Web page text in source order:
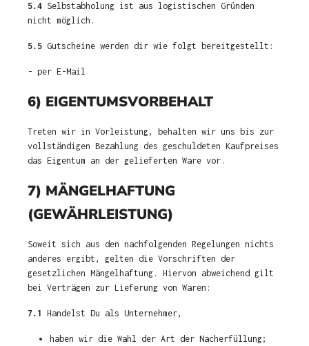
5.4 Selbstabholung ist aus logistischen Gründen
nicht möglich.
5.5 Gutscheine werden dir wie folgt bereitgestellt:
- per E-Mail
6) EIGENTUMSVORBEHALT
Treten wir in Vorleistung, behalten wir uns bis zur
vollständigen Bezahlung des geschuldeten Kaufpreises
das Eigentum an der gelieferten Ware vor.
7) MÄNGELHAFTUNG
(GEWÄHRLEISTUNG)
Soweit sich aus den nachfolgenden Regelungen nichts
anderes ergibt, gelten die Vorschriften der
gesetzlichen Mängelhaftung. Hiervon abweichend gilt
bei Verträgen zur Lieferung von Waren:
7.1 Handelst Du als Unternehmer,
haben wir die Wahl der Art der Nacherfüllung;